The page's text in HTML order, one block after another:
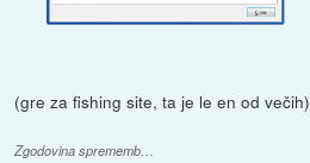
(gre za fishing site, ta je le en od večih)
Zgodovina sprememb…